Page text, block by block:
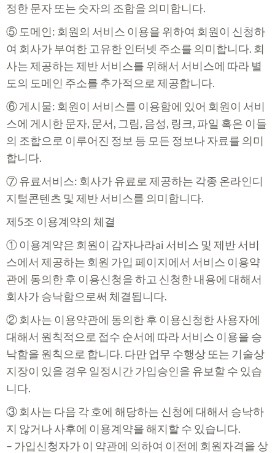
정한 문자 또는 숫자의 조합을 의미합니다.
⑤ 도메인: 회원의 서비스 이용을 위하여 회원이 신청하
여 회사가 부여한 고유한 인터넷 주소를 의미합니다. 회
사는 제공하는 제반 서비스를 위해서 서비스에 따라 별
도의 도메인 주소를 추가적으로 제공합니다.
⑥ 게시물: 회원이 서비스를 이용함에 있어 회원이 서비
스에 게시한 문자, 문서, 그림, 음성, 링크, 파일 혹은 이들
의 조합으로 이루어진 정보 등 모든 정보나 자료를 의미
합니다.
⑦ 유료서비스: 회사가 유료로 제공하는 각종 온라인디
지털콘텐츠 및 제반 서비스를 의미합니다.
제5조 이용계약의 체결
① 이용계약은 회원이 감자나라ai 서비스 및 제반 서비
스에서 제공하는 회원 가입 페이지에서 서비스 이용약
관에 동의한 후 이용신청을 하고 신청한 내용에 대해서
회사가 승낙함으로써 체결됩니다.
② 회사는 이용약관에 동의한 후 이용신청한 사용자에
대해서 원칙적으로 접수 순서에 따라 서비스 이용을 승
낙함을 원칙으로 합니다. 다만 업무 수행상 또는 기술상
지장이 있을 경우 일정시간 가입승인을 유보할 수 있습
니다.
③ 회사는 다음 각 호에 해당하는 신청에 대해서 승낙하
지 않거나 사후에 이용계약을 해지할 수 있습니다.
– 가입신청자가 이 약관에 의하여 이전에 회원자격을 상